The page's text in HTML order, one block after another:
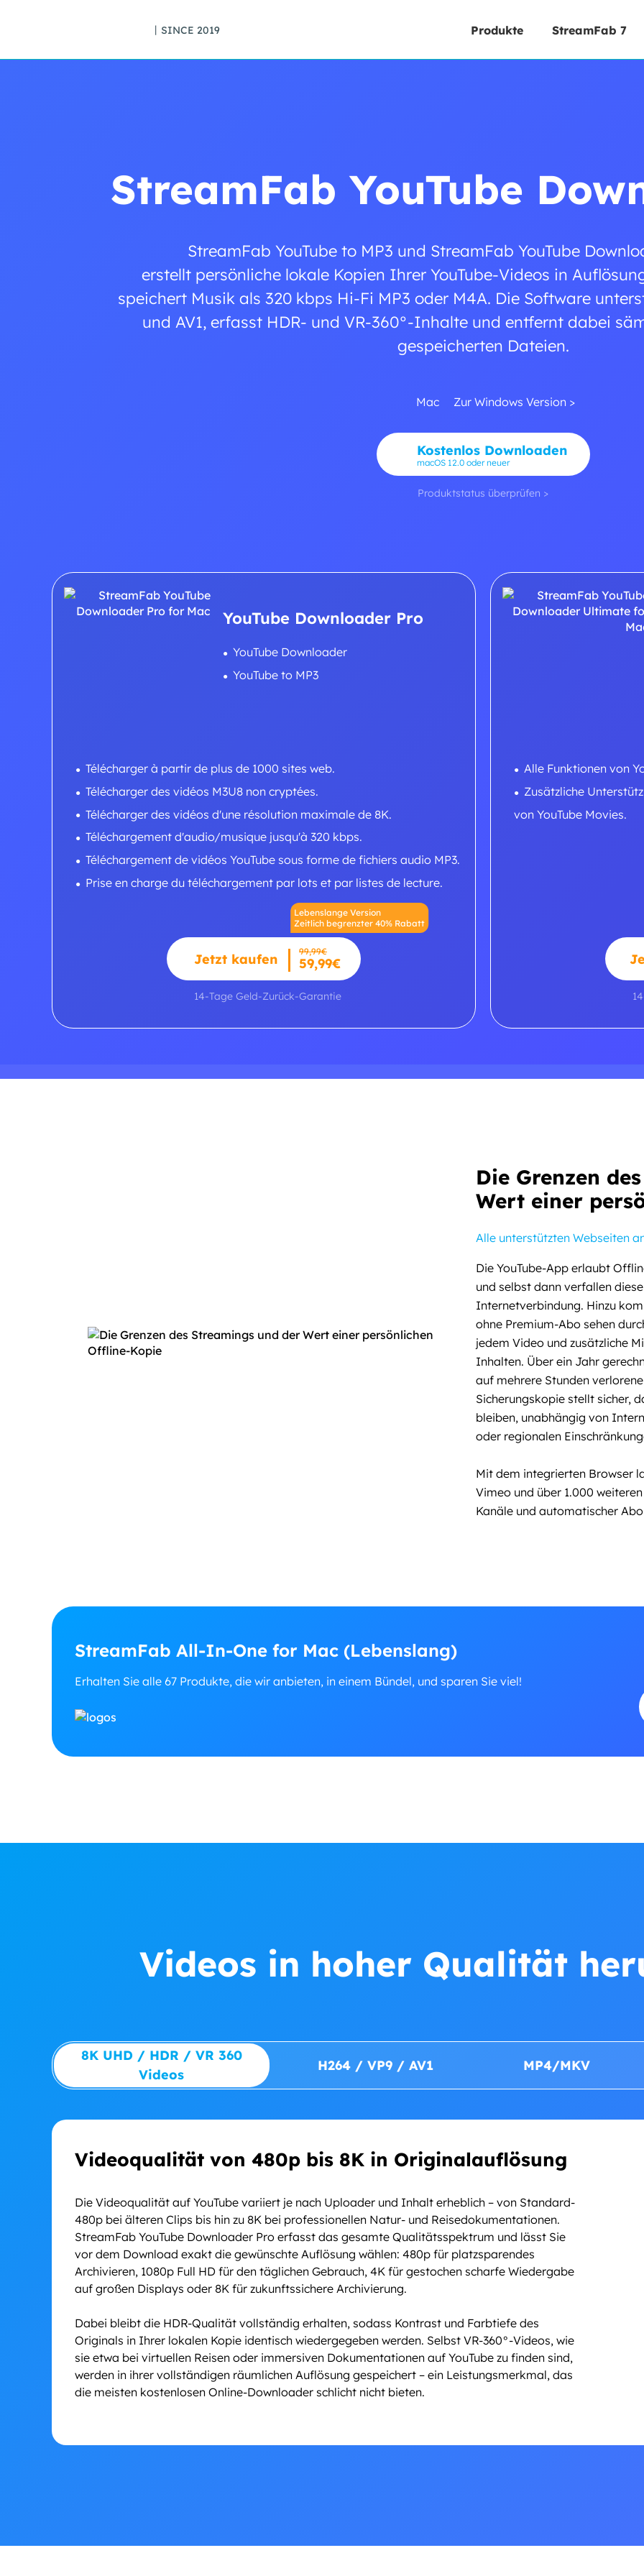
丨SINCE 2019 Produkte StreamFab 7
StreamFab YouTube
StreamFab YouTube to MP3 und StreamFab YouTube
erstellt persönliche lokale Kopien Ihrer YouTube-Videos in
speichert Musik als 320 kbps Hi-Fi MP3 oder M4A. Die Software
und AV1, erfasst HDR- und VR-360°-Inhalte und entfernt dabei
gespeicherten Dateien.
Mac Zur Windows Version >
Kostenlos Downloaden
macOS 12.0 oder neuer
Produktstatus überprüfen >
YouTube Downloader Pro
YouTube Downloader
YouTube to MP3
Télécharger à partir de plus de 1000 sites web.
Télécharger des vidéos M3U8 non cryptées.
Télécharger des vidéos d'une résolution maximale de 8K.
Téléchargement d'audio/musique jusqu'à 320 kbps.
Téléchargement de vidéos YouTube sous forme de fichiers audio MP3.
Prise en charge du téléchargement par lots et par listes de lecture.
Jetzt kaufen
Lebenslange Version
Zeitlich begrenzter 40% Rabatt
99,99€
59,99€
14-Tage Geld-Zurück-Garantie
Alle Funktionen von
Zusätzliche
von YouTube Movies.
Die Grenzen
Wert einer
Alle unterstützten Webseiten
Die YouTube-App erlaubt
und selbst dann verfallen
Internetverbindung. Hinzu
ohne Premium-Abo sehen
jedem Video und zusätzliche
Inhalten. Über ein Jahr
auf mehrere Stunden
Sicherungskopie stellt sicher,
bleiben, unabhängig von
oder regionalen
Mit dem integrierten Browser
Vimeo und über 1.000
Kanäle und automatischer
StreamFab All-In-One for Mac (Lebenslang)
Erhalten Sie alle 67 Produkte, die wir anbieten, in einem Bündel, und sparen Sie viel!
Videos in hoher Qualität
8K UHD / HDR / VR 360
Videos
H264 / VP9 / AV1 MP4/MKV
Videoqualität von 480p bis 8K in Originalauflösung
Die Videoqualität auf YouTube variiert je nach Uploader und Inhalt erheblich – von Standard-
480p bei älteren Clips bis hin zu 8K bei professionellen Natur- und Reisedokumentationen.
StreamFab YouTube Downloader Pro erfasst das gesamte Qualitätsspektrum und lässt Sie
vor dem Download exakt die gewünschte Auflösung wählen: 480p für platzsparendes
Archivieren, 1080p Full HD für den täglichen Gebrauch, 4K für gestochen scharfe Wiedergabe
auf großen Displays oder 8K für zukunftssichere Archivierung.
Dabei bleibt die HDR-Qualität vollständig erhalten, sodass Kontrast und Farbtiefe des
Originals in Ihrer lokalen Kopie identisch wiedergegeben werden. Selbst VR-360°-Videos, wie
sie etwa bei virtuellen Reisen oder immersiven Dokumentationen auf YouTube zu finden sind,
werden in ihrer vollständigen räumlichen Auflösung gespeichert – ein Leistungsmerkmal, das
die meisten kostenlosen Online-Downloader schlicht nicht bieten.